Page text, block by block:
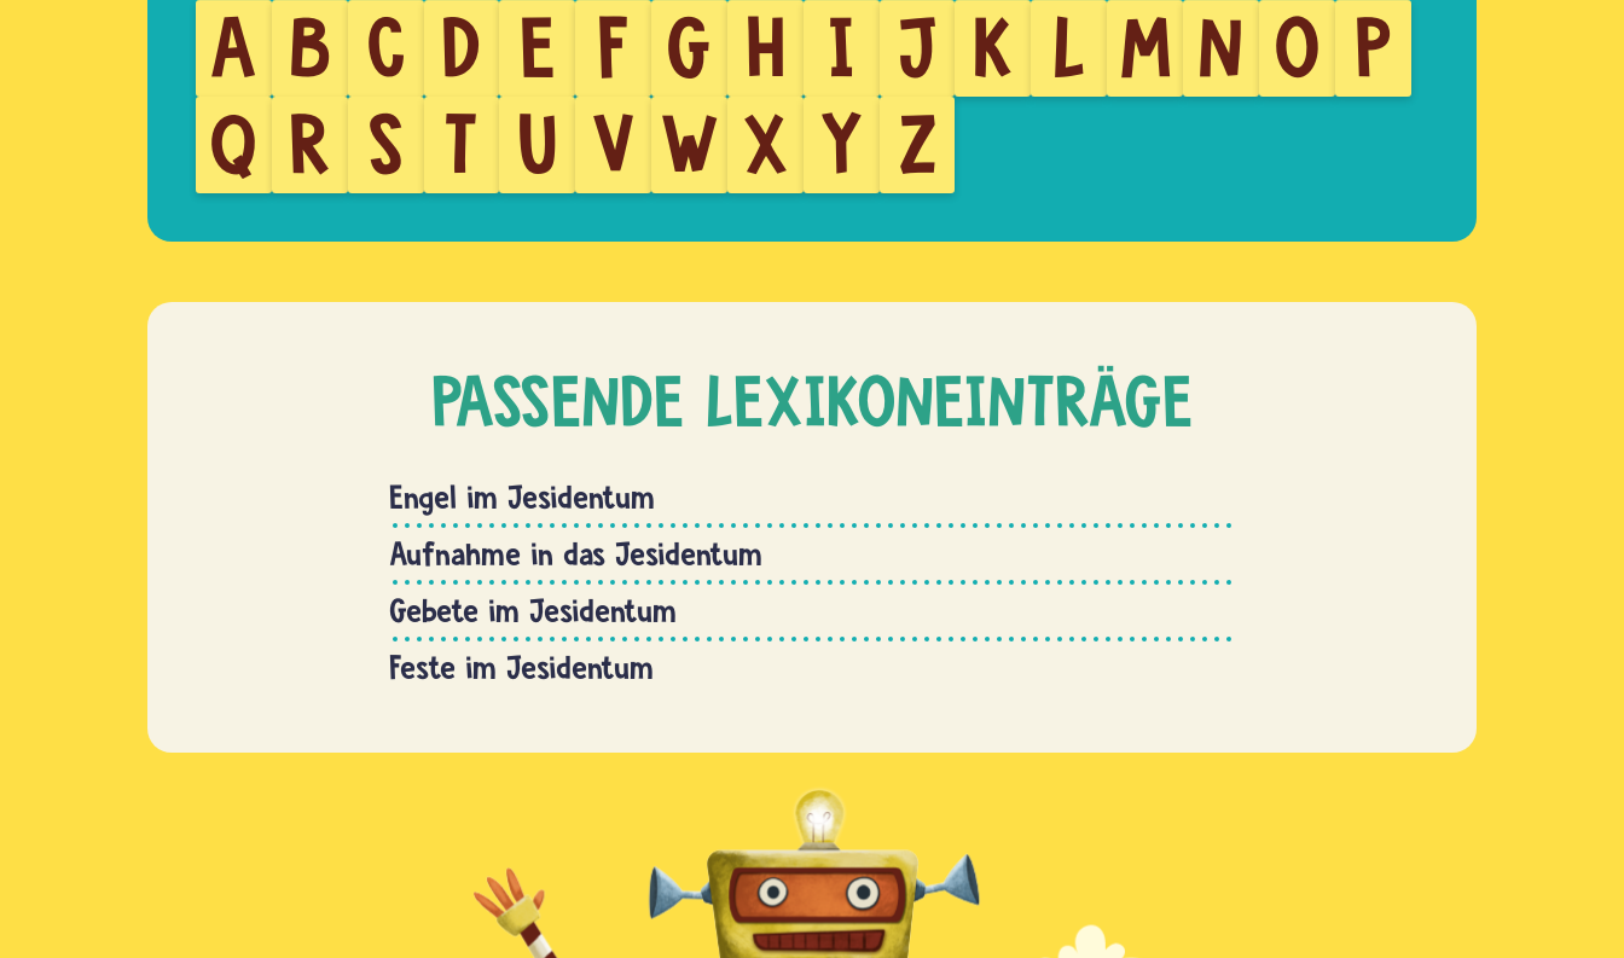
A B C D E F G H I J K L M N O P
Q R S T U V W X Y Z
PASSENDE LEXIKONEINTRÄGE
Engel im Jesidentum
Aufnahme in das Jesidentum
Gebete im Jesidentum
Feste im Jesidentum